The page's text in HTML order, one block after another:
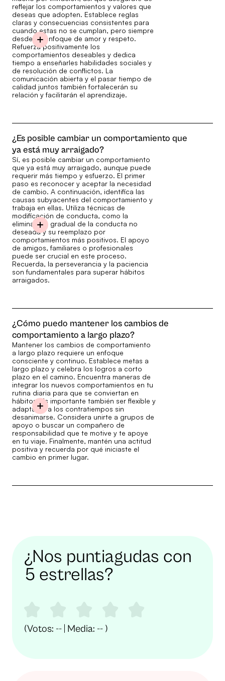
reflejar los comportamientos y valores que
deseas que adopten. Establece reglas
claras y consecuencias consistentes para
cuando estas no se cumplan, pero siempre
desde un enfoque de amor y respeto.
Refuerza positivamente los
comportamientos deseables y dedica
tiempo a enseñarles habilidades sociales y
de resolución de conflictos. La
comunicación abierta y el pasar tiempo de
calidad juntos también fortalecerán su
relación y facilitarán el aprendizaje.
¿Es posible cambiar un comportamiento que
ya está muy arraigado?
Sí, es posible cambiar un comportamiento
que ya está muy arraigado, aunque puede
requerir más tiempo y esfuerzo. El primer
paso es reconocer y aceptar la necesidad
de cambio. A continuación, identifica las
causas subyacentes del comportamiento y
trabaja en ellas. Utiliza técnicas de
modificación de conducta, como la
eliminación gradual de la conducta no
deseada y su reemplazo por
comportamientos más positivos. El apoyo
de amigos, familiares o profesionales
puede ser crucial en este proceso.
Recuerda, la perseverancia y la paciencia
son fundamentales para superar hábitos
arraigados.
¿Cómo puedo mantener los cambios de
comportamiento a largo plazo?
Mantener los cambios de comportamiento
a largo plazo requiere un enfoque
consciente y continuo. Establece metas a
largo plazo y celebra los logros a corto
plazo en el camino. Encuentra maneras de
integrar los nuevos comportamientos en tu
rutina diaria para que se conviertan en
hábitos. Es importante también ser flexible y
adaptarse a los contratiempos sin
desanimarse. Considera unirte a grupos de
apoyo o buscar un compañero de
responsabilidad que te motive y te apoye
en tu viaje. Finalmente, mantén una actitud
positiva y recuerda por qué iniciaste el
cambio en primer lugar.
¿Nos puntiagudas con
5 estrellas?
(Votos: -- | Media: -- )